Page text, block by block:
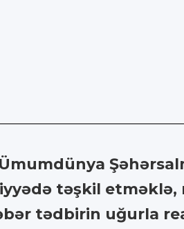
təşkil
tədbirin uğurla